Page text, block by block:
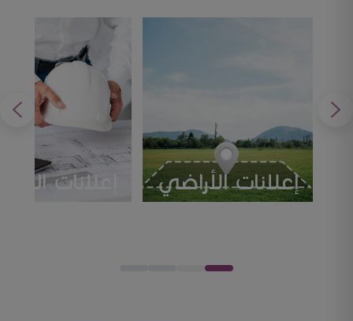
إعلانات النقابية
الدورات
والفعاليات